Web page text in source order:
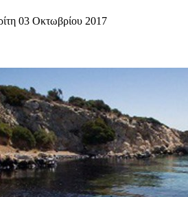
03 Οκτωβρίου 2017